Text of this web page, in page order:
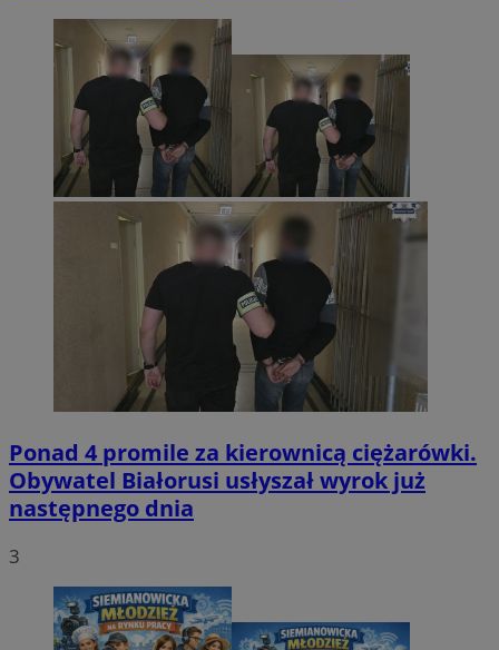
Ponad 4 promile za kierownicą ciężarówki.
Obywatel Białorusi usłyszał wyrok już
następnego dnia
3